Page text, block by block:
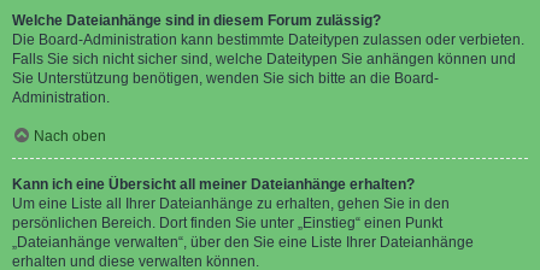
Welche Dateianhänge sind in diesem Forum zulässig?
Die Board-Administration kann bestimmte Dateitypen zulassen oder verbieten.
Falls Sie sich nicht sicher sind, welche Dateitypen Sie anhängen können und
Sie Unterstützung benötigen, wenden Sie sich bitte an die Board-
Administration.
Nach oben
Kann ich eine Übersicht all meiner Dateianhänge erhalten?
Um eine Liste all Ihrer Dateianhänge zu erhalten, gehen Sie in den
persönlichen Bereich. Dort finden Sie unter „Einstieg“ einen Punkt
„Dateianhänge verwalten“, über den Sie eine Liste Ihrer Dateianhänge
erhalten und diese verwalten können.